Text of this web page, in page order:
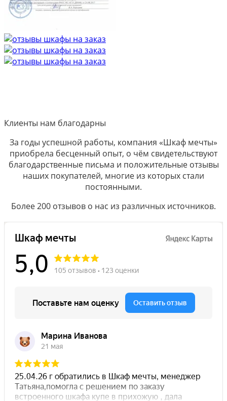
Клиенты нам благодарны
За годы успешной работы, компания «Шкаф мечты»
приобрела бесценный опыт, о чём свидетельствуют
благодарственные письма и положительные отзывы
наших покупателей, многие из которых стали
постоянными.
Более 200 отзывов о нас из различных источников.